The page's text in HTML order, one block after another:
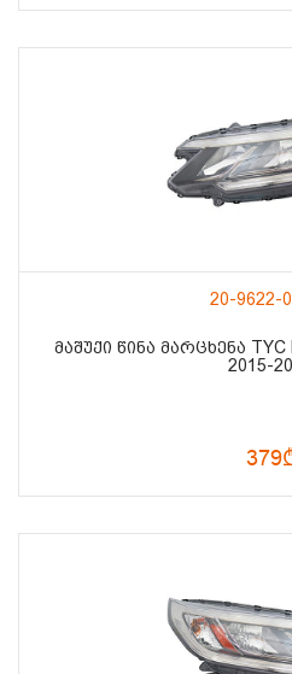
20-9622-
ᲛᲐᲨᲣᲥᲘ ᲬᲘᲜᲐ ᲛᲐᲠᲪᲮᲔᲜᲐ TYC
2015-